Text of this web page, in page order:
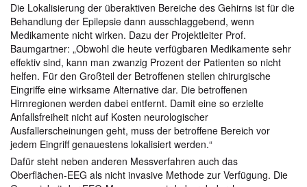
Die Lokalisierung der überaktiven Bereiche des Gehirns ist für die
Behandlung der Epilepsie dann ausschlaggebend, wenn
Medikamente nicht wirken. Dazu der Projektleiter Prof.
Baumgartner: „Obwohl die heute verfügbaren Medikamente sehr
effektiv sind, kann man zwanzig Prozent der Patienten so nicht
helfen. Für den Großteil der Betroffenen stellen chirurgische
Eingriffe eine wirksame Alternative dar. Die betroffenen
Hirnregionen werden dabei entfernt. Damit eine so erzielte
Anfallsfreiheit nicht auf Kosten neurologischer
Ausfallerscheinungen geht, muss der betroffene Bereich vor
jedem Eingriff genauestens lokalisiert werden.“
Dafür steht neben anderen Messverfahren auch das
Oberflächen-EEG als nicht invasive Methode zur Verfügung. Die